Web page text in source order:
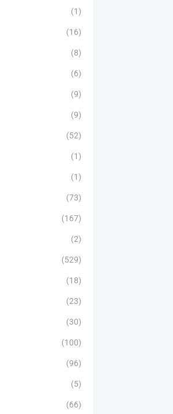
(1)
(16)
(8)
(6)
(9)
(9)
(52)
(1)
(1)
(73)
(167)
(2)
(529)
(18)
(23)
(30)
(100)
(96)
(5)
(66)